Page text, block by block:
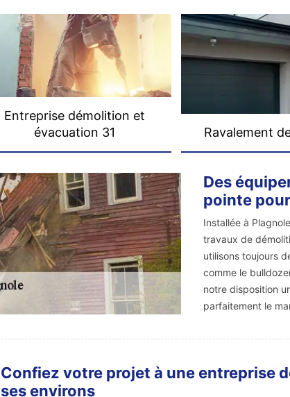
Entreprise démolition et
évacuation 31
Ravalement
Des
pointe
Installée à
travaux de
utilisons toujours
comme le
notre disposition
parfaitement le
Confiez votre projet à une entreprise
ses environs